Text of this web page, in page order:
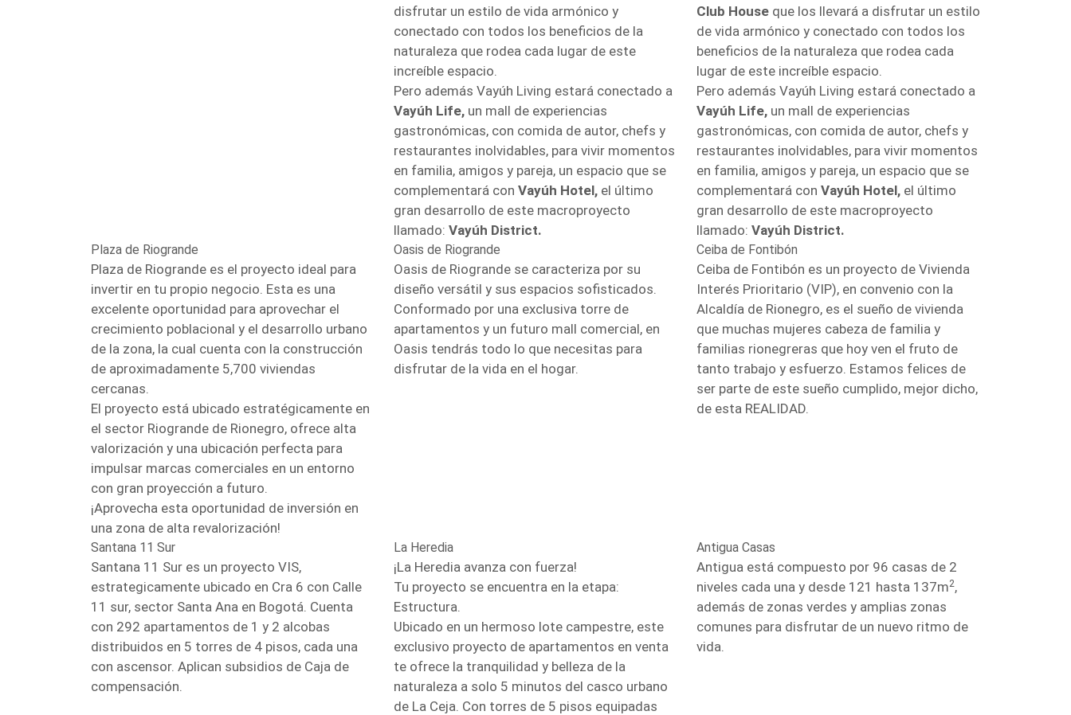
disfrutar un estilo de vida armónico y
conectado con todos los beneficios de la
naturaleza que rodea cada lugar de este
increíble espacio.
Pero además Vayúh Living estará conectado a
Vayúh Life, un mall de experiencias
gastronómicas, con comida de autor, chefs y
restaurantes inolvidables, para vivir momentos
en familia, amigos y pareja, un espacio que se
complementará con Vayúh Hotel, el último
gran desarrollo de este macroproyecto
llamado: Vayúh District.
Club House que los llevará a disfrutar un estilo
de vida armónico y conectado con todos los
beneficios de la naturaleza que rodea cada
lugar de este increíble espacio.
Pero además Vayúh Living estará conectado a
Vayúh Life, un mall de experiencias
gastronómicas, con comida de autor, chefs y
restaurantes inolvidables, para vivir momentos
en familia, amigos y pareja, un espacio que se
complementará con Vayúh Hotel, el último
gran desarrollo de este macroproyecto
llamado: Vayúh District.
Plaza de Riogrande
Plaza de Riogrande es el proyecto ideal para
invertir en tu propio negocio. Esta es una
excelente oportunidad para aprovechar el
crecimiento poblacional y el desarrollo urbano
de la zona, la cual cuenta con la construcción
de aproximadamente 5,700 viviendas
cercanas.
El proyecto está ubicado estratégicamente en
el sector Riogrande de Rionegro, ofrece alta
valorización y una ubicación perfecta para
impulsar marcas comerciales en un entorno
con gran proyección a futuro.
¡Aprovecha esta oportunidad de inversión en
una zona de alta revalorización!
Oasis de Riogrande
Oasis de Riogrande se caracteriza por su
diseño versátil y sus espacios sofisticados.
Conformado por una exclusiva torre de
apartamentos y un futuro mall comercial, en
Oasis tendrás todo lo que necesitas para
disfrutar de la vida en el hogar.
Ceiba de Fontibón
Ceiba de Fontibón es un proyecto de Vivienda
Interés Prioritario (VIP), en convenio con la
Alcaldía de Rionegro, es el sueño de vivienda
que muchas mujeres cabeza de familia y
familias rionegreras que hoy ven el fruto de
tanto trabajo y esfuerzo. Estamos felices de
ser parte de este sueño cumplido, mejor dicho,
de esta REALIDAD.
Santana 11 Sur
Santana 11 Sur es un proyecto VIS,
estrategicamente ubicado en Cra 6 con Calle
11 sur, sector Santa Ana en Bogotá. Cuenta
con 292 apartamentos de 1 y 2 alcobas
distribuidos en 5 torres de 4 pisos, cada una
con ascensor. Aplican subsidios de Caja de
compensación.
La Heredia
¡La Heredia avanza con fuerza!
Tu proyecto se encuentra en la etapa:
Estructura.
Ubicado en un hermoso lote campestre, este
exclusivo proyecto de apartamentos en venta
te ofrece la tranquilidad y belleza de la
naturaleza a solo 5 minutos del casco urbano
de La Ceja. Con torres de 5 pisos equipadas
Antigua Casas
Antigua está compuesto por 96 casas de 2
niveles cada una y desde 121 hasta 137m2,
además de zonas verdes y amplias zonas
comunes para disfrutar de un nuevo ritmo de
vida.